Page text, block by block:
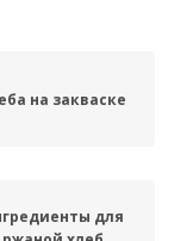
на закваске
для